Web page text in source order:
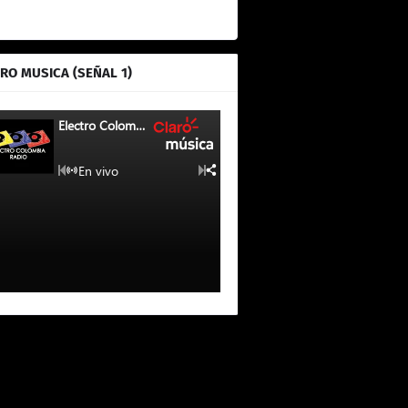
MUSICA (SEÑAL 1)